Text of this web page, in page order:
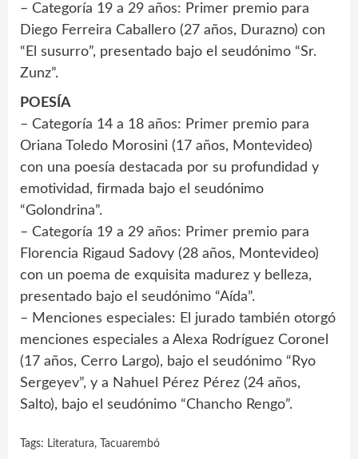
– Categoría 19 a 29 años: Primer premio para
Diego Ferreira Caballero (27 años, Durazno) con
“El susurro”, presentado bajo el seudónimo “Sr.
Zunz”.
POESÍA
– Categoría 14 a 18 años: Primer premio para
Oriana Toledo Morosini (17 años, Montevideo)
con una poesía destacada por su profundidad y
emotividad, firmada bajo el seudónimo
“Golondrina”.
– Categoría 19 a 29 años: Primer premio para
Florencia Rigaud Sadovy (28 años, Montevideo)
con un poema de exquisita madurez y belleza,
presentado bajo el seudónimo “Aída”.
– Menciones especiales: El jurado también otorgó
menciones especiales a Alexa Rodríguez Coronel
(17 años, Cerro Largo), bajo el seudónimo “Ryo
Sergeyev”, y a Nahuel Pérez Pérez (24 años,
Salto), bajo el seudónimo “Chancho Rengo”.
Tags: Literatura, Tacuarembó